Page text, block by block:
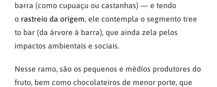
barra (como cupuaçu ou castanhas) — e tendo
o rastreio da origem, ele contempla o segmento tree
to bar (da árvore à barra), que ainda zela pelos
impactos ambientais e sociais.
Nesse ramo, são os pequenos e médios produtores do
fruto, bem como chocolateiros de menor porte, que